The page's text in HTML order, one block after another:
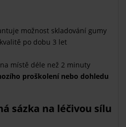
možnost skladování gumy
po dobu 3 let
místě déle než 2 minuty
proškolení nebo dohledu
sázka na léčivou sílu